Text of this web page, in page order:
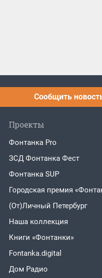
Сообщить
Проекты
Фонтанка Pro
ЗСД Фонтанка Фест
Фонтанка SUP
Городская премия
(От)Личный Петербург
Наша коллекция
Книги «Фонтанки»
Fontanka.digital
Дом Радио